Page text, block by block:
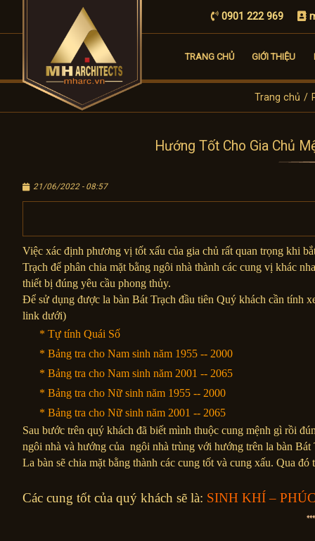
0901 222 969
TRANG CHỦ GIỚI THIỆU
Trang chủ /
Hướng Tốt Cho Gia Chủ
21/06/2022 - 08:57
Việc xác định phương vị tốt xấu của gia chủ rất quan trọng khi
Trạch để phân chia mặt bằng ngôi nhà thành các cung vị khác
thiết bị đúng yêu cầu phong thủy.
Để sử dụng được la bàn Bát Trạch đầu tiên Quý khách cần tính
link dưới)
* Tự tính Quái Số
* Bảng tra cho Nam sinh năm 1955 -- 2000
* Bảng tra cho Nam sinh năm 2001 -- 2065
* Bảng tra cho Nữ sinh năm 1955 -- 2000
* Bảng tra cho Nữ sinh năm 2001 -- 2065
Sau bước trên quý khách đã biết mình thuộc cung mệnh gì rồi
ngôi nhà và hướng của ngôi nhà trùng với hướng trên la bàn Bát
La bàn sẽ chia mặt bằng thành các cung tốt và cung xấu. Qua
Các cung tốt của quý khách sẽ là: SINH KHÍ –
⁕